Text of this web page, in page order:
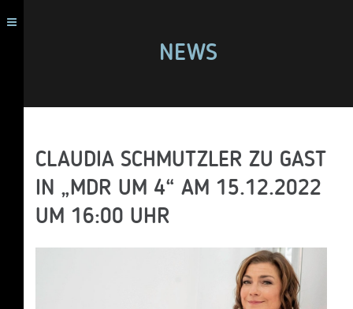
NEWS
CLAUDIA SCHMUTZLER ZU GAST
IN „MDR UM 4“ AM 15.12.2022
UM 16:00 UHR